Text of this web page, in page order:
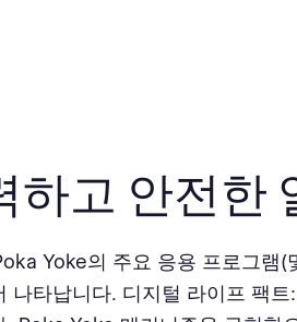
하고 안전한
Yoke의 주요 응용 프로그램
나타납니다. 디지털 라이프 팩